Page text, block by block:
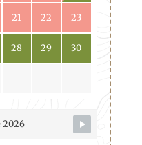
21 22 23
28 29 30
2026